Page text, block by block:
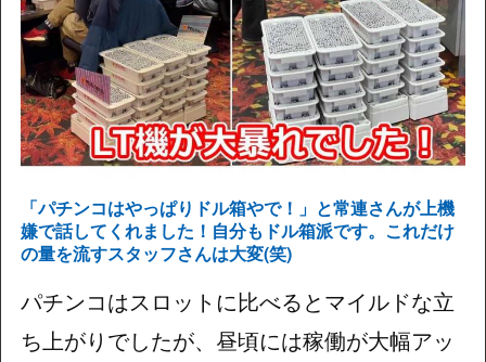
「パチンコはやっぱりドル箱やで！」と常連さんが上機
嫌で話してくれました！自分もドル箱派です。これだけ
の量を流すスタッフさんは大変(笑)
パチンコはスロットに比べるとマイルドな立
ち上がりでしたが、昼頃には稼働が大幅アッ